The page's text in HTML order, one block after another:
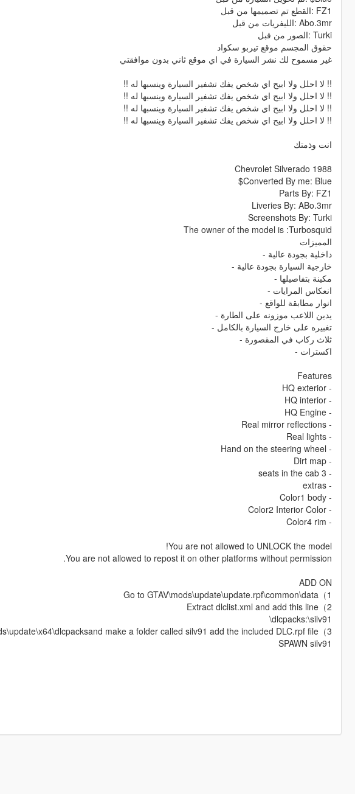
FZ1 :القطع تم تصميمها من قبل
Abo.3mr :الليفريات من قبل
Turki :الصور من قبل
حقوق المجسم موقع تيربو سكواد
غير مسموح لك نشر السيارة في اي موقع ثاني بدون موافقتي
!! لا احلل ولا ابيح اي شخص يفك تشفير السيارة وينسبها له !!
!! لا احلل ولا ابيح اي شخص يفك تشفير السيارة وينسبها له !!
!! لا احلل ولا ابيح اي شخص يفك تشفير السيارة وينسبها له !!
!! لا احلل ولا ابيح اي شخص يفك تشفير السيارة وينسبها له !!
انت وذمتك
Chevrolet Silverado 1988
Converted By me: Blue$
Parts By: FZ1
Liveries By: ABo.3mr
Screenshots By: Turki
The owner of the model is :Turbosquid
المميزات
داخلية بجودة عالية -
خارجية السيارة بجودة عالية -
مكينة بتفاصيلها -
انعكاس المرايات -
انوار مطابقة للواقع -
يدين اللاعب موزونه على الطارة -
تغبيره على خارج السيارة بالكامل -
ثلاث ركاب في المقصورة -
اكسترات -
Features
- HQ exterior
- HQ interior
- HQ Engine
- Real mirror reflections
- Real lights
- Hand on the steering wheel
- Dirt map
- 3 seats in the cab
- extras
- Color1 body
- Color2 Interior Color
- Color4 rim
You are not allowed to UNLOCK the model!
You are not allowed to repost it on other platforms without permission.
ADD ON
1）Go to GTAV\mods\update\update.rpf\common\data
2）Extract dlclist.xml and add this line
dlcpacks:\silv91\
3）Go to GTAV\mods\update\x64\dlcpacksand make a folder called silv91 add the included DLC.rpf file
SPAWN silv91